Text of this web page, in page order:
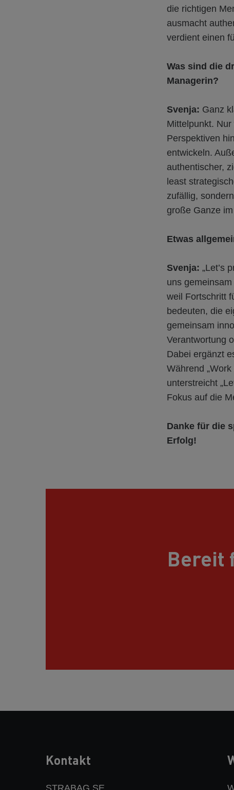
die richtigen
ausmacht
verdient einen
Was sind die
Managerin?
Svenja: Ganz
Mittelpunkt.
Perspektiven
entwickeln.
authentischer,
least
zufällig,
große Ganze
Etwas
Svenja: „Let’s
uns
weil Fortschritt
bedeuten, die
gemeinsam
Verantwortung
Dabei ergänzt
Während
unterstreicht
Fokus auf die
Danke für die
Erfolg!
Bereit
Kontakt
STRABAG SE